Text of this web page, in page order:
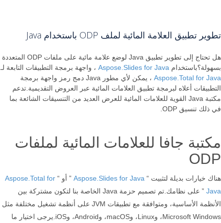
تطوير تطبيق العلامة المائية لملف ODP باستخدام Java
هل تحتاج إلى تطوير تطبيق Java لوضع علامة مائية على ملفات ODP المتعددة
بسهولة؟باستخدام Aspose.Slides for Java ، واجهة برمجة التطبيقات التابعة لـ
Aspose.Total for Java
، يمكن لأي مطور Java دمج رمز واجهة برمجة
التطبيقات أعلاه لبرمجة تطبيق العلامات المائية عبر العروض التقديمية.تدعم
مكتبة Java القوية للعلامات المائية للعرض العديد من التنسيقات الشائعة بما
في ذلك تنسيق ODP.
مكتبة جافا للعلامات المائية لملفات
ODP
هناك خيارات بديلة لتثبيت “ Aspose.Slides for Java ” أو “ Aspose.Total for
Java
” على نظامك.تم تصميم حزمة Java الخاصة بنا لتكون مشتركة بين
الأنظمة الأساسية، ومتوافقة مع تطبيقات JVM على أنظمة تشغيل مختلفة مثل
Microsoft Windows، وLinux، وmacOS، وAndroid، وiOS.يرجى اختيار ما